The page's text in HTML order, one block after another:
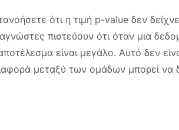
ότι η τιμή p-value δεν
πιστεύουν ότι όταν μια
είναι μεγάλο. Αυτό δεν
μεταξύ των ομάδων μπορεί να